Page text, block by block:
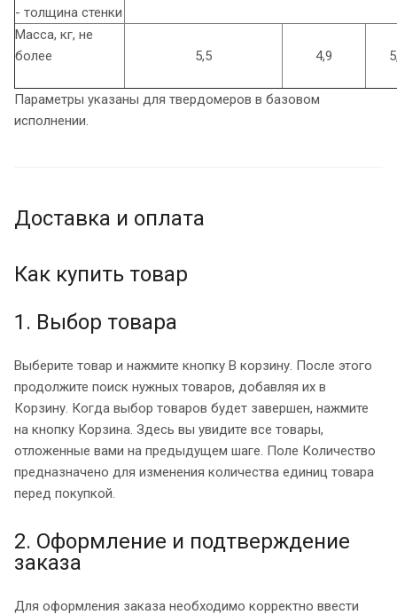
- толщина стенки
Масса, кг, не
более
5,5 4,9
Параметры указаны для твердомеров в базовом
исполнении.
Доставка и оплата
Как купить товар
1. Выбор товара
Выберите товар и нажмите кнопку В корзину. После этого
продолжите поиск нужных товаров, добавляя их в
Корзину. Когда выбор товаров будет завершен, нажмите
на кнопку Корзина. Здесь вы увидите все товары,
отложенные вами на предыдущем шаге. Поле Количество
предназначено для изменения количества единиц товара
перед покупкой.
2. Оформление и подтверждение
заказа
Для оформления заказа необходимо корректно ввести